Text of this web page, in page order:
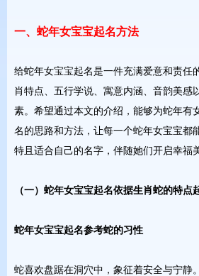
一、蛇年女宝宝起名方法
给蛇年女宝宝起名是一件充满爱意和责任
肖特点、五行学说、寓意内涵、音韵美感
素。希望通过本文的介绍，能够为蛇年有
名的思路和方法，让每一个蛇年女宝宝都
特且适合自己的名字，伴随她们开启幸福
（一）蛇年女宝宝起名依据生肖蛇的特点
蛇年女宝宝起名参考蛇的习性
蛇喜欢盘踞在洞穴中，象征着安全与宁静